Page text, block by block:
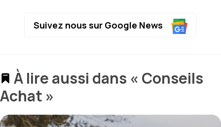
Suivez nous sur Google News
À lire aussi dans « Conseils
Achat »